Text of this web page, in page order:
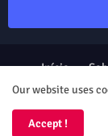
Design by -
Início
Our website uses
Accept !